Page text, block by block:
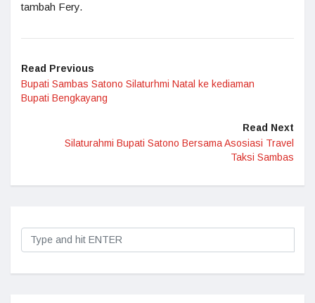
tambah Fery.
Read Previous
Bupati Sambas Satono Silaturhmi Natal ke kediaman
Bupati Bengkayang
Read Next
Silaturahmi Bupati Satono Bersama Asosiasi Travel
Taksi Sambas